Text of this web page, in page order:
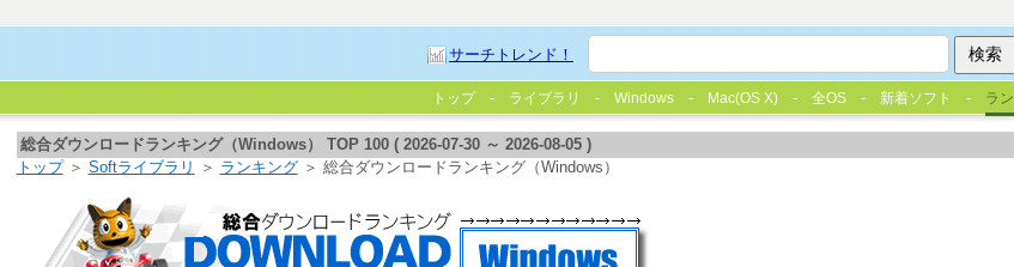
サーチトレンド！
トップ ライブラリ Windows Mac(OS X) 全OS 新着ソフト ラ
総合ダウンロードランキング（Windows） TOP 100 ( 2026-07-30 ～ 2026-08-05 )
トップ＞ Softライブラリ ＞ ランキング＞ 総合ダウンロードランキング（Windows）